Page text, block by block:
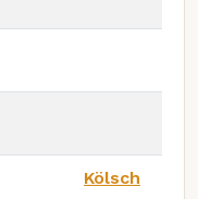
Kölsch